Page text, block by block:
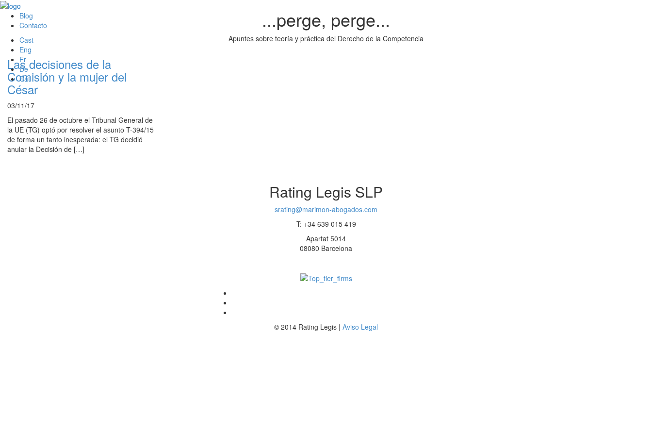
Blog
Contacto
Cast
Eng
Fr
De
Cat
...perge, perge...
Apuntes sobre teoría y práctica del Derecho de la Competencia
Las decisiones de la
Comisión y la mujer del
César
03/11/17
El pasado 26 de octubre el Tribunal General de
la UE (TG) optó por resolver el asunto T-394/15
de forma un tanto inesperada: el TG decidió
anular la Decisión de […]
Rating Legis SLP
srating@marimon-abogados.com
T: +34 639 015 419
Apartat 5014
08080 Barcelona
© 2014 Rating Legis | Aviso Legal